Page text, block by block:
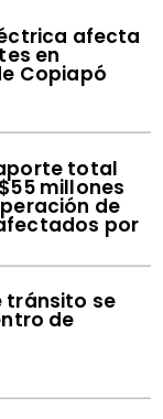
afecta
en
Copiapó
total
millones
de
por
tránsito se
de